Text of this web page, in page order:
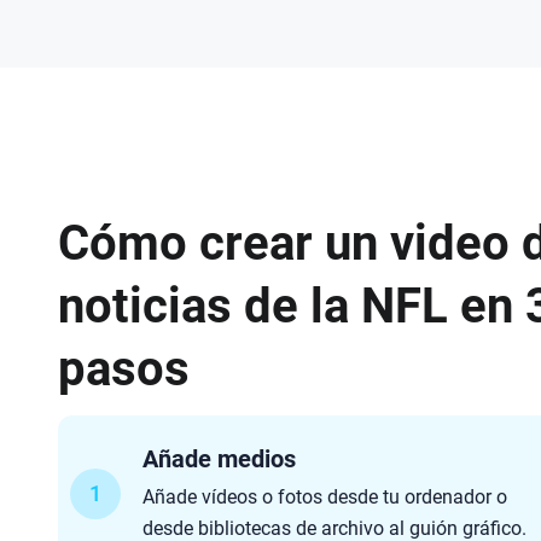
Cómo crear un video
noticias de la NFL en
pasos
1
Añade medios
Añade vídeos o fotos desde tu ordenador o
desde bibliotecas de archivo al guión gráfico.